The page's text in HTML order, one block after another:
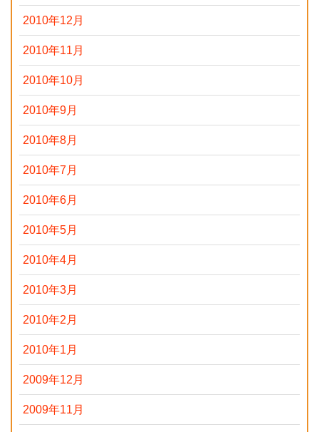
2010年12月
2010年11月
2010年10月
2010年9月
2010年8月
2010年7月
2010年6月
2010年5月
2010年4月
2010年3月
2010年2月
2010年1月
2009年12月
2009年11月